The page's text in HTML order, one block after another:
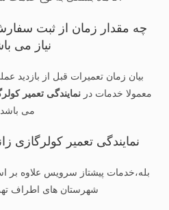
چه مقدار زمان از ثبت
نیاز می
بیان زمان تعمیرات قبل از بازدید
معمولا خدمات درنمایندگی تعمیر
می
نمایندگی تعمیر کولرگازی
بله،خدمات پیشتاز سرویس علاوه بر
شهرستان های اطراف